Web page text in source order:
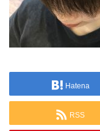
Hatena
RSS